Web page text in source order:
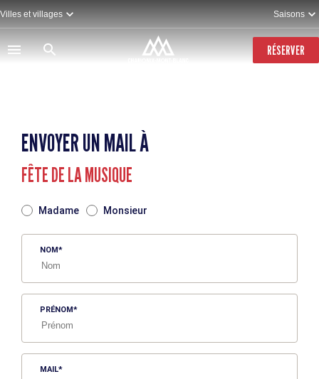
Aller
au
contenu
principal
Villes et villages Saisons
RÉSERVER
ENVOYER UN MAIL À
FÊTE DE LA MUSIQUE
Madame Monsieur
NOM
PRÉNOM
MAIL